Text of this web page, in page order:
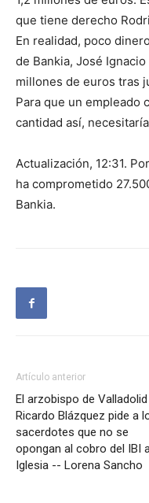
que tiene derecho
En realidad, poco
de Bankia, José
millones de euros tras
Para que un empleado
cantidad así,
Actualización, 12:31.
ha comprometido
Bankia.
Artículo anterior
El arzobispo de Valladolid
Ricardo Blázquez pide a
sacerdotes que no se
opongan al cobro del IBI
Iglesia -- Lorena Sancho